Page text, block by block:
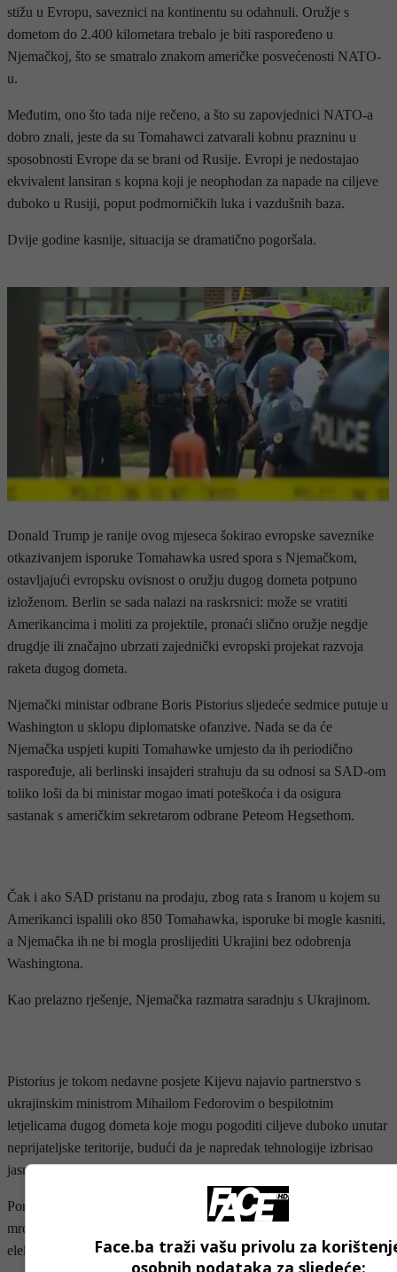
stižu u Evropu, saveznici na kontinentu su odahnuli. Oružje s
dometom do 2.400 kilometara trebalo je biti raspoređeno u
Njemačkoj, što se smatralo znakom američke posvećenosti NATO-
u.
Međutim, ono što tada nije rečeno, a što su zapovjednici NATO-a
dobro znali, jeste da su Tomahawci zatvarali kobnu prazninu u
sposobnosti Evrope da se brani od Rusije. Evropi je nedostajao
ekvivalent lansiran s kopna koji je neophodan za napade na ciljeve
duboko u Rusiji, poput podmorničkih luka i vazdušnih baza.
Dvije godine kasnije, situacija se dramatično pogoršala.
Donald Trump je ranije ovog mjeseca šokirao evropske saveznike
otkazivanjem isporuke Tomahawka usred spora s Njemačkom,
ostavljajući evropsku ovisnost o oružju dugog dometa potpuno
izloženom. Berlin se sada nalazi na raskrsnici: može se vratiti
Amerikancima i moliti za projektile, pronaći slično oružje negdje
drugdje ili značajno ubrzati zajednički evropski projekat razvoja
raketa dugog dometa.
Njemački ministar odbrane Boris Pistorius sljedeće sedmice putuje u
Washington u sklopu diplomatske ofanzive. Nada se da će
Njemačka uspjeti kupiti Tomahawke umjesto da ih periodično
raspoređuje, ali berlinski insajderi strahuju da su odnosi sa SAD-om
toliko loši da bi ministar mogao imati poteškoća i da osigura
sastanak s američkim sekretarom odbrane Peteom Hegsethom.
Čak i ako SAD pristanu na prodaju, zbog rata s Iranom u kojem su
Amerikanci ispalili oko 850 Tomahawka, isporuke bi mogle kasniti,
a Njemačka ih ne bi mogla proslijediti Ukrajini bez odobrenja
Washingtona.
Kao prelazno rješenje, Njemačka razmatra saradnju s Ukrajinom.
Pistorius je tokom nedavne posjete Kijevu najavio partnerstvo s
ukrajinskim ministrom Mihailom Fedorovim o bespilotnim
letjelicama dugog dometa koje mogu pogoditi ciljeve duboko unutar
neprijateljske teritorije, budući da je napredak tehnologije izbrisao
jasne granice između dronova kamikaza i projektila.
Pored raketa, Evropa hitno mora ojačati satelitske komunikacijske
mreže, zemaljske sisteme protivvazdušne odbrane i sposobnosti
elektronskog ratovanja.Face.ba traži vašu privolu za
osobnih podataka za sljedeće: